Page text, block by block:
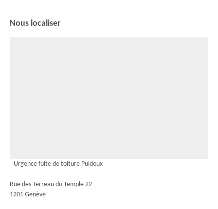
Nous localiser
Urgence fuite de toiture Puidoux
Rue des Terreau du Temple 22
1201 Genève